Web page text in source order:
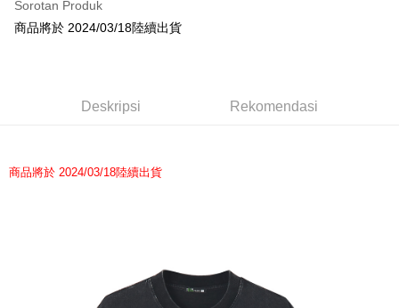
Apple Pay
付款後全家取貨
Sorotan Produk
商品將於 2024/03/18陸續出貨
Deskripsi Rekomendasi
商品將於 2024/03/18陸續出貨